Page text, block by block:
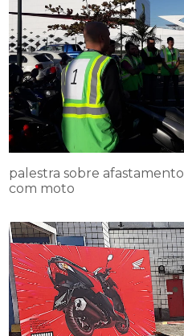
palestra sobre
com moto